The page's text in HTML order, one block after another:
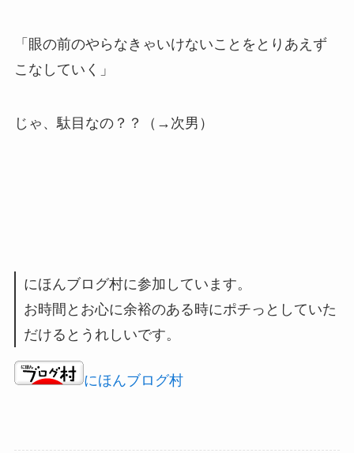
「眼の前のやらなきゃいけないことをとりあえず
こなしていく」
じゃ、駄目なの？？（→次男）
にほんブログ村に参加しています。
お時間とお心に余裕のある時にポチっとしていた
だけるとうれしいです。
にほんブログ村